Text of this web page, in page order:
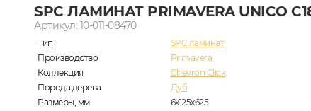
SPC ЛАМИНАТ PRIMAVERA UNICO
Артикул: 10-011-08470
Тип
SPC ламинат
Производство
Primavera
Коллекция
Chevron Click
Порода дерева
Дуб
Размеры, мм
6х125х625